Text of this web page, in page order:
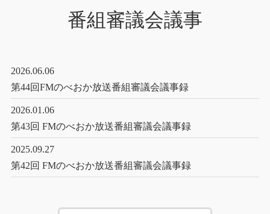
番組審議会議事
2026.06.06
第44回FMのべおか放送番組審議会議事録
2026.01.06
第43回 FMのべおか放送番組審議会議事録
2025.09.27
第42回 FMのべおか放送番組審議会議事録